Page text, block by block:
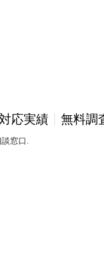
応実績 無料調
窓口.